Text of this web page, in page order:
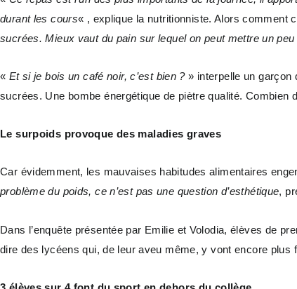
durant les cours« , explique la nutritionniste. Alors comment
sucrées. Mieux vaut du pain sur lequel on peut mettre un
« Et si je bois un café noir, c’est bien ?» interpelle un garçon
sucrées. Une bombe énergétique de piètre qualité. Combien
Le surpoids provoque des maladies graves
Car évidemment, les mauvaises habitudes alimentaires
problème du poids, ce n’est pas une question d’esthétique,
Dans l’enquête présentée par Emilie et Volodia, élèves de
dire des lycéens qui, de leur aveu même, y vont encore